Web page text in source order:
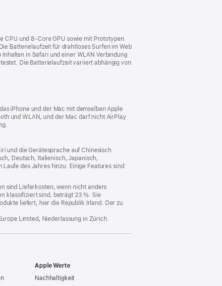
CPU und 8‑Core GPU sowie mit Prototypen
Batterielaufzeit für drahtloses Surfen im Web
in Safari und einer WLAN Verbindung
Die Batterielaufzeit variiert abhängig von
iPhone und der Mac mit demselben Apple
und WLAN, und der Mac darf nicht AirPlay
und die Gerätesprache auf Chinesisch
Deutsch, Italienisch, Japanisch,
des Jahres hinzu. Einige Features sind
sind Lieferkosten, wenn nicht anders
klassifiziert sind, beträgt 23 %. Sie
liefert, hier die Republik Irland. Der zu
Limited, Niederlassung in Zürich.
Apple Werte
Nachhaltigkeit